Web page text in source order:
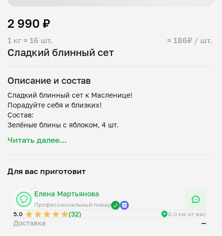
Сладкий блинный сет
1 кг ≈ 16 шт. ≈ 186₽ / шт.
2 990 ₽
Описание и состав
Сладкий блинный сет к Масленице!
Порадуйте себя и близких!
Состав:
Зелёные блины с яблоком, 4 шт.
4 шт.
Читать далее...
Для вас приготовит
Елена Мартьянова
Профессиональный повар
5.0
(32) 0.0 км от вас
Доставка —